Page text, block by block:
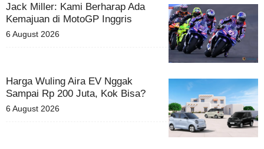
Jack Miller: Kami Berharap Ada
Kemajuan di MotoGP Inggris
6 August 2026
Harga Wuling Aira EV Nggak
Sampai Rp 200 Juta, Kok Bisa?
6 August 2026